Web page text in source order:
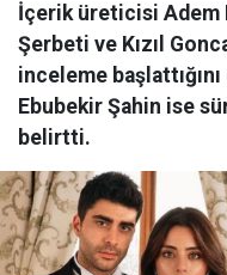
İçerik üreticisi Adem
Şerbeti ve Kızıl
inceleme
Ebubekir Şahin ise
belirtti.